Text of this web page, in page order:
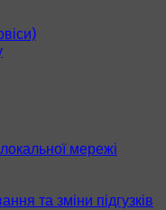
мережі
та зміни підгузків